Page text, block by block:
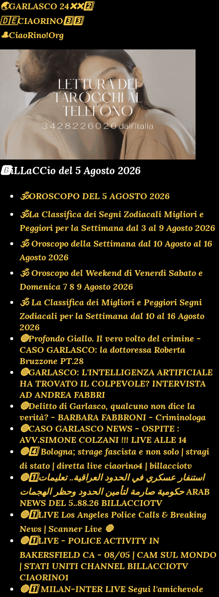
🌏GARLASCO 24❌️❌️2️⃣
🇩🇪CIAORINO3️⃣3️⃣
🎩CiaoRino!Org
🅱️iLLaCCio del 5 Agosto 2026
🕉OROSCOPO DEL 5 AGOSTO 2026
🕉La Classifica dei Segni Zodiacali Migliori e
Peggiori per la Settimana dal 3 al 9 Agosto 2026
🕉 Oroscopo della Settimana dal 10 Agosto al 16
Agosto 2026
🕉 Oroscopo del Weekend di Venerdì Sabato e
Domenica 7 8 9 Agosto 2026
🕉 La Classifica dei Migliori e Peggiori Segni
Zodiacali per la Settimana dal 10 al 16 Agosto
2026
🔴Profondo Giallo. Il vero volto del crimine -
CASO GARLASCO: la dottoressa Roberta
Bruzzone PT.28
🔴GARLASCO: L'INTELLIGENZA ARTIFICIALE
HA TROVATO IL COLPEVOLE? INTERVISTA
AD ANDREA FABBRI
🔴Delitto di Garlasco, qualcuno non dice la
verità? - BARBARA FABBRONI - Criminologa
🔴CASO GARLASCO NEWS - OSPITE :
AVV.SIMONE COLZANI !!! LIVE ALLE 14
🔴4️⃣ Bologna; strage fascista e non solo | stragi
di stato | diretta live ciaorino4 | billacciotv
🔴1️⃣استنفار عسكري في الحدود العراقية.. تعليمات
حكومية صارمة لتأمين الحدود وحظر الهجمات ARAB
NEWS DEL 5..88.26 BILLACCIOTV
🔴1️⃣LIVE Los Angeles Police Calls & Breaking
News | Scanner Live 🛑
🔴1️⃣LIVE - POLICE ACTIVITY IN
BAKERSFIELD CA - 08/05 | CAM SUL MONDO
| STATI UNITI CHANNEL BILLACCIOTV
CIAORINO1
🔴1️⃣ MILAN-INTER LIVE Segui l'amichevole